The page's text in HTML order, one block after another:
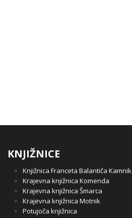
KNJIŽNICE
Knjižnica Franceta Balantiča Kamnik
Krajevna knjižnica Komenda
Krajevna knjižnica Šmarca
Krajevna knjižnica Motnik
Potujoča knjižnica